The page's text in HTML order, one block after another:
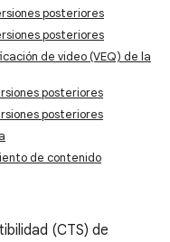
posteriores
posteriores
de video (VEQ) de la
posteriores
posteriores
de contenido
(CTS) de